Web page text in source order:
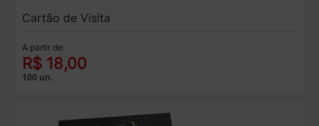
Cartão de Visita
A partir de:
R$ 18,00
100 un.